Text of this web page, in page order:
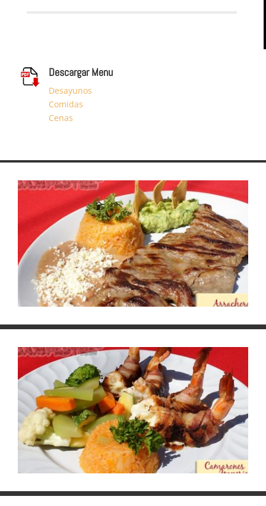
Descargar Menu
Desayunos
Comidas
Cenas